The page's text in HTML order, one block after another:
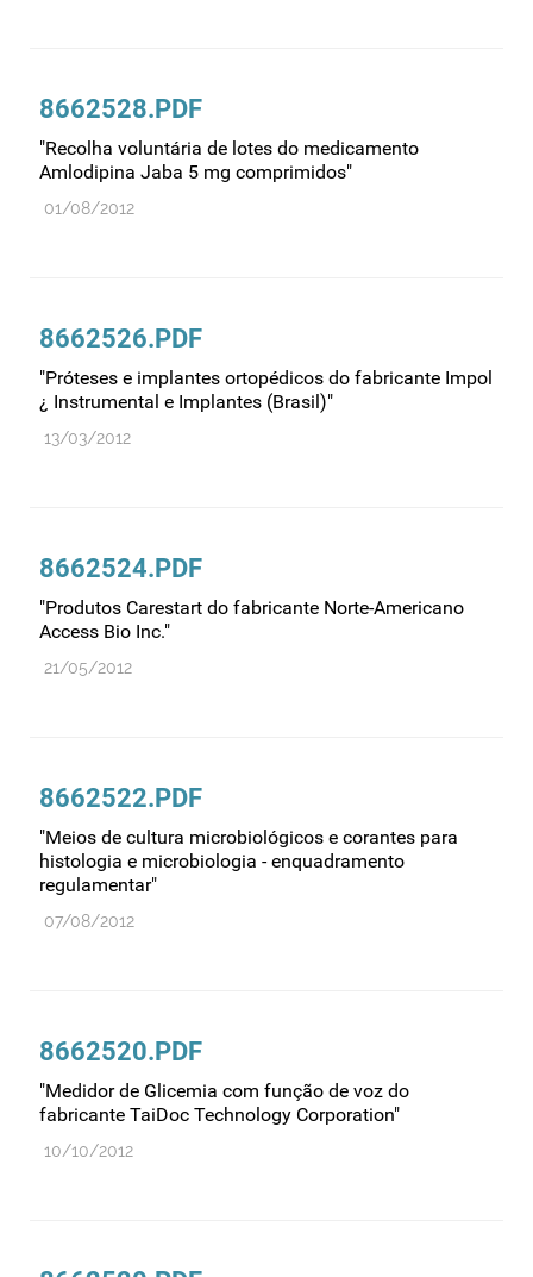
8662528.PDF
"Recolha voluntária de lotes do medicamento
Amlodipina Jaba 5 mg comprimidos"
01/08/2012
8662526.PDF
"Próteses e implantes ortopédicos do fabricante Impol
¿ Instrumental e Implantes (Brasil)"
13/03/2012
8662524.PDF
"Produtos Carestart do fabricante Norte-Americano
Access Bio Inc."
21/05/2012
8662522.PDF
"Meios de cultura microbiológicos e corantes para
histologia e microbiologia - enquadramento
regulamentar"
07/08/2012
8662520.PDF
"Medidor de Glicemia com função de voz do
fabricante TaiDoc Technology Corporation"
10/10/2012